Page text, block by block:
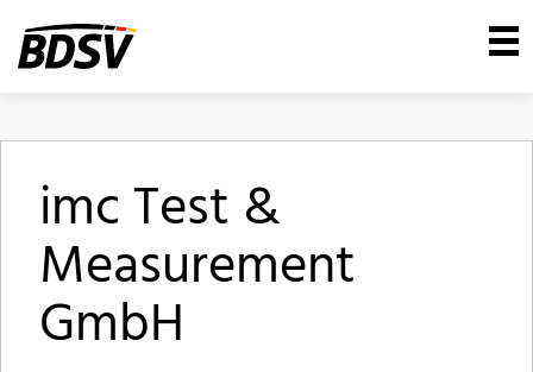
imc Test &
Measurement
GmbH